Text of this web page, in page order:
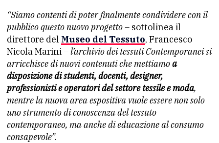
“Siamo contenti di poter finalmente condividere con il
pubblico questo nuovo progetto – sottolinea il
direttore del Museo del Tessuto, Francesco
Nicola Marini – l’archivio dei tessuti Contemporanei si
arricchisce di nuovi contenuti che mettiamoa
disposizione di studenti, docenti, designer,
professionisti e operatori del settore tessile e moda,
mentre la nuova area espositiva vuole essere non solo
uno strumento di conoscenza del tessuto
contemporaneo, ma anche di educazione al consumo
consapevole”.